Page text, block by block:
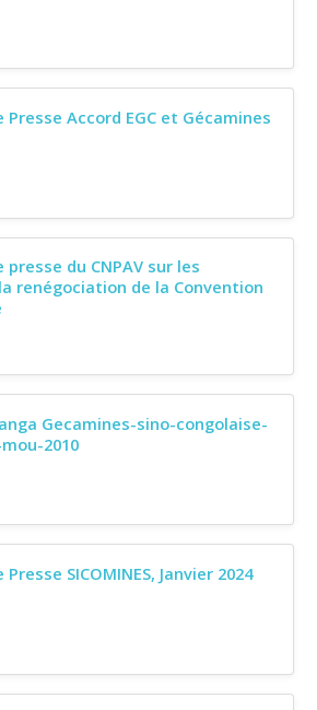
Presse Accord EGC et Gécamines
presse du CNPAV sur les
renégociation de la Convention
Gecamines-sino-congolaise-
2010
SICOMINES, Janvier 2024